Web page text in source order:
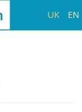
UK EN